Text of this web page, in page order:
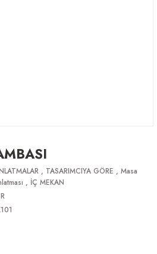
, TASARIMCIYA GÖRE , Masa
, İÇ MEKAN